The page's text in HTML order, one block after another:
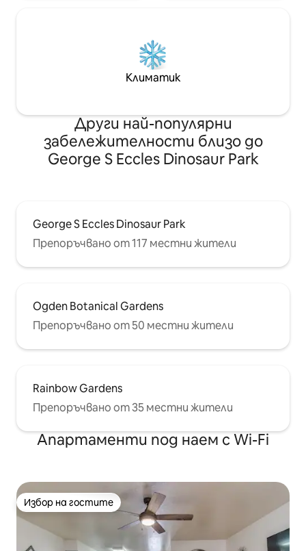
Климатик
Други най-популярни
забележителности близо до
George S Eccles Dinosaur Park
George S Eccles Dinosaur Park
Препоръчвано от 117 местни жители
Ogden Botanical Gardens
Препоръчвано от 50 местни жители
Rainbow Gardens
Препоръчвано от 35 местни жители
Апартаменти под наем с Wi-Fi
Избор на гостите
Избор на гостите